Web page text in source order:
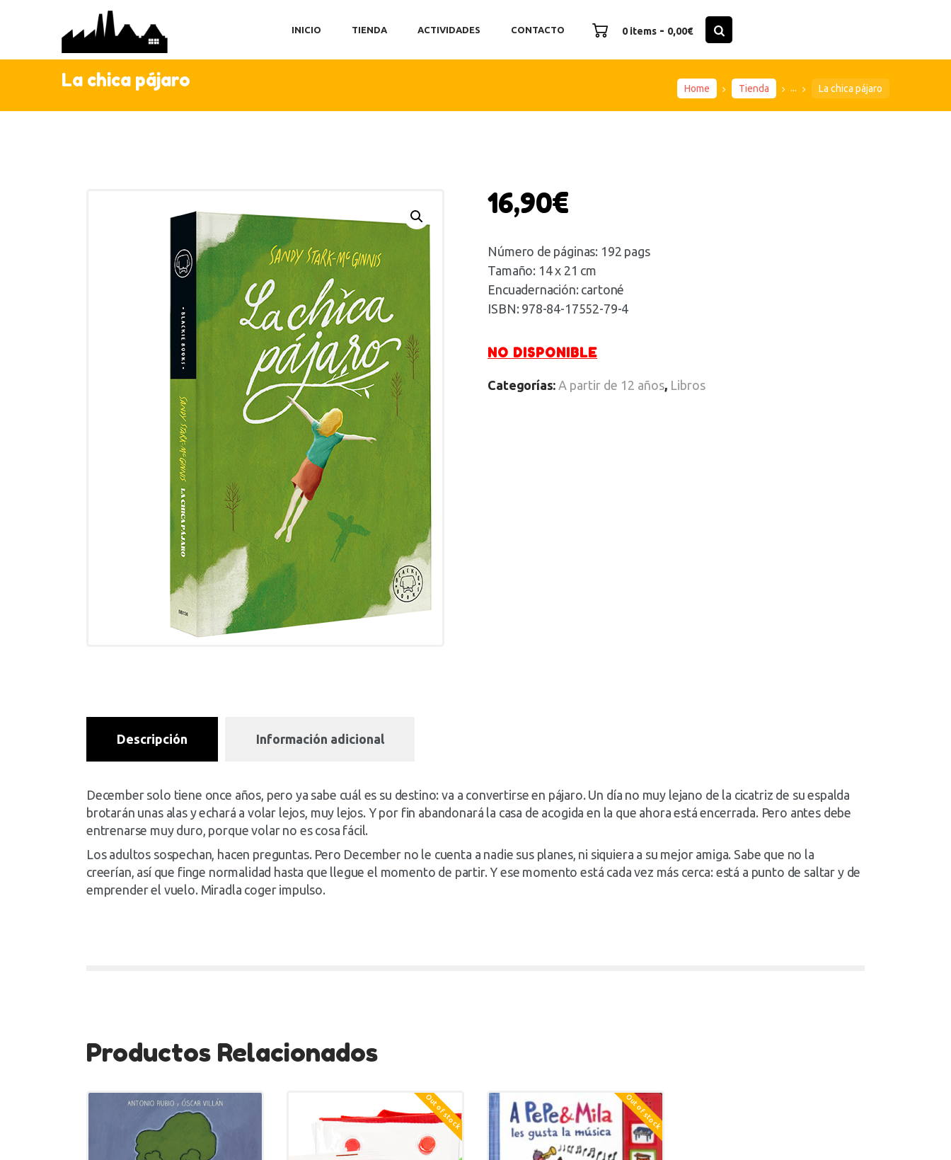
INICIO TIENDA ACTIVIDADES CONTACTO 0 items - 0,00€
La chica pájaro Home Tienda ... La chica pájaro
TIENDA
ACTIVIDADES
16,90€
Número de páginas: 192 pags
Tamaño: 14 x 21 cm
Encuadernación: cartoné
ISBN: 978-84-17552-79-4
NO DISPONIBLE
Categorías:A partir de 12 años, Libros
Descripción Información adicional
December solo tiene once años, pero ya sabe cuál es su destino: va a convertirse en pájaro. Un día no muy lejano de la cicatriz de su espalda
brotarán unas alas y echará a volar lejos, muy lejos. Y por fin abandonará la casa de acogida en la que ahora está encerrada. Pero antes debe
entrenarse muy duro, porque volar no es cosa fácil.
Los adultos sospechan, hacen preguntas. Pero December no le cuenta a nadie sus planes, ni siquiera a su mejor amiga. Sabe que no la
creerían, así que finge normalidad hasta que llegue el momento de partir. Y ese momento está cada vez más cerca: está a punto de saltar y de
emprender el vuelo. Miradla coger impulso.
Productos Relacionados
Out of stock Out of stock